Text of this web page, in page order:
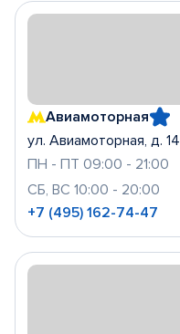
Авиамоторная
ул. Авиамоторная, д. 14
ПН - ПТ 09:00 - 21:00
СБ, ВС 10:00 - 20:00
+7 (495) 162-74-47